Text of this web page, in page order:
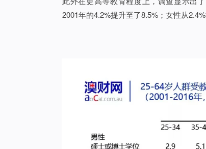
2001年的4.2%提升至了8.5%；女性从